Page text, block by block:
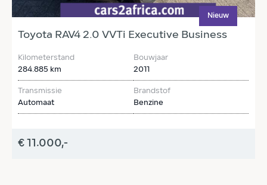
Nieuw
Toyota RAV4 2.0 VVTi Executive Business
Kilometerstand
284.885 km
Bouwjaar
2011
Transmissie
Automaat
Brandstof
Benzine
€ 11.000,-